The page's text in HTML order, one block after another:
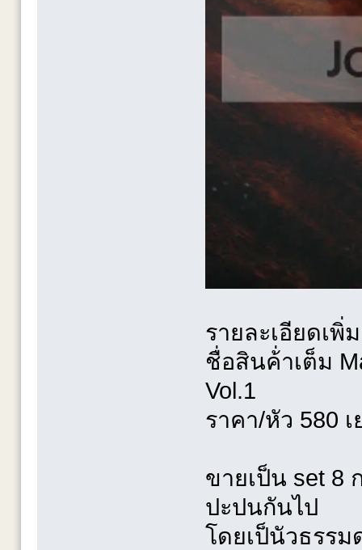
รายละเอียดเพิ่
ชื่อสินค้่าเต็ม
Vol.1
ราคา/หัว 580
ขายเป็น set 8
ปะปนกันไป
โดยเป็นัวธรร